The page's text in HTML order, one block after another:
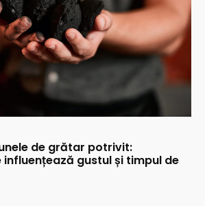
de grătar potrivit:
gustul și timpul de